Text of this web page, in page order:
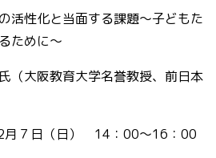
性化と当面する課題～子どもた
ために～
阪教育大学名誉教授、前日本
７日（日） 14：00～16：00